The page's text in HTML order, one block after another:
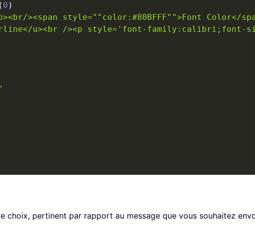
( 0 )
><span style=""color:#80BFFF"">Font Color</
u><br /><p style='font-family:calibri;font-
choix, pertinent par rapport au message que vous souhaitez